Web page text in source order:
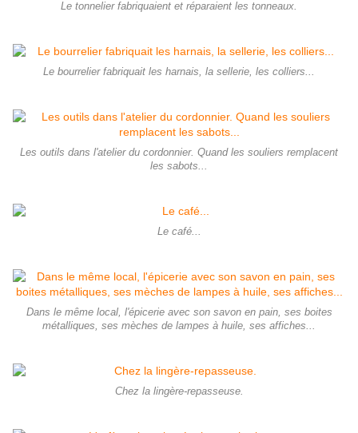
Le tonnelier fabriquaient et réparaient les tonneaux.
Le bourrelier fabriquait les harnais, la sellerie, les colliers...
Les outils dans l'atelier du cordonnier. Quand les souliers remplacent
les sabots...
Le café...
Dans le même local, l'épicerie avec son savon en pain, ses boites
métalliques, ses mèches de lampes à huile, ses affiches...
Chez la lingère-repasseuse.